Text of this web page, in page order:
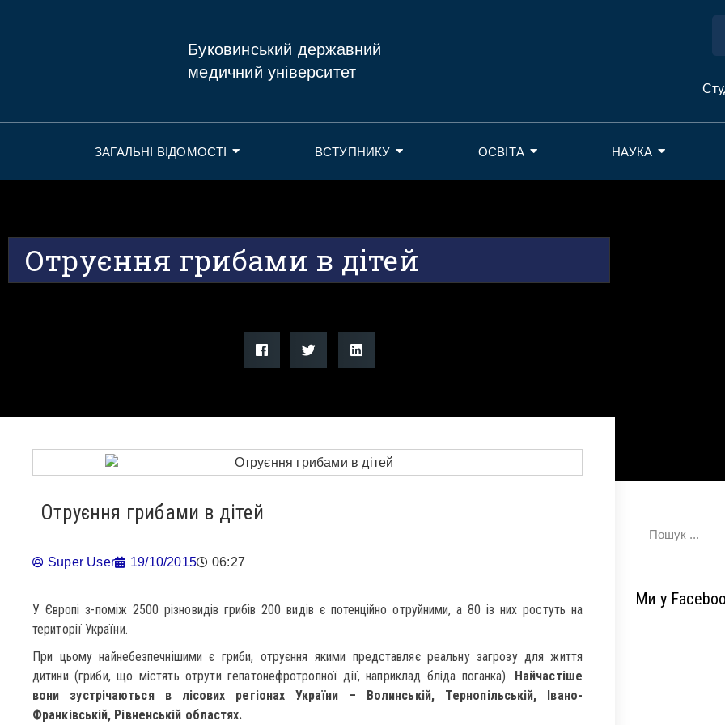
Буковинський державний
медичний університет
ЗАГАЛЬНІ ВІДОМОСТІ ВСТУПНИКУ ОСВІТА НАУКА
Отруєння грибами в дітей
Отруєння грибами в дітей
Super User 19/10/2015 06:27
У Європі з-поміж 2500 різновидів грибів 200 видів є потенційно отруйними, а 80 із них ростуть на
території України.
При цьому найнебезпечнішими є гриби, отруєння якими представляє реальну загрозу для життя
дитини (гриби, що містять отрути гепатонефротропної дії, наприклад бліда поганка). Найчастіше
вони зустрічаються в лісових регіонах України – Волинській, Тернопільській, Івано-
Франківській, Рівненській областях.
Ми у